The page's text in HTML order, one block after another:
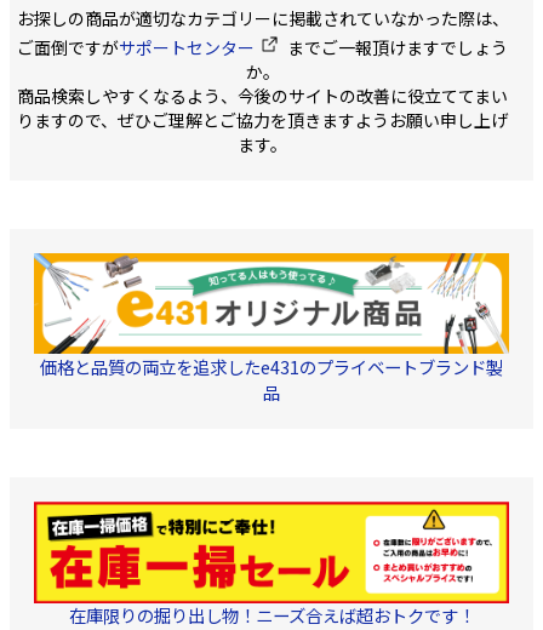
3GHz対応し、ハイビジョ
ン画質の伝送にも最適 ※
仕様 インピーダンス
3C-2V用 ・3C-FV, 3C-FB
共用 ・4C-FB用 ・ 5C-
2V用 ・5C-FB, 5C-FV共
HOZAN P-741 カナ
レ TCD-35CA 弊社対応工
具 TKG-BNC
用できます。 ・材質 中
心導体-銅 外部導体-銅覆
アルミニウム線 絶縁
体-ポリエチレン ジャケ
ット-PVC(耐候性) ・中心
導体 0.5mm ・
JISC3501準拠 ・箱のサイ
ズ 31cm x 31cm x
3GHz対応し、ハイ
ン画質の伝送にも最
仕様 インピーダ
3C-2V用 ・3C-FV,
共用 ・4C-FB用
2V用 ・5C-FB,
HOZAN P-741
レ TCD-35CA 弊社
具 TKG-BNC
お探しの商品が適切なカテゴリーに掲載されていなかった際は、
ご面倒ですがサポートセンター
までご一報頂けますでしょう
か。
商品検索しやすくなるよう、今後のサイトの改善に役立ててまい
りますので、ぜひご理解とご協力を頂きますようお願い申し上げ
ます。
価格と品質の両立を追求したe431のプライベートブランド製
品
在庫限りの掘り出し物！ニーズ合えば超おトクです！